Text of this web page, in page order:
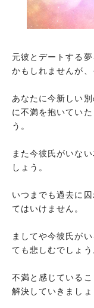
元彼とデートする
かもしれませんが、
あなたに今新しい
に不満を抱いていた
う。
また今彼氏がいな
しょう。
いつまでも過去に
てはいけません。
ましてや今彼氏が
ても悲しむでしょう
不満と感じている
解決していきましょ